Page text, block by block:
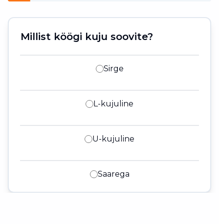
Millist köögi kuju soovite?
Sirge
L-kujuline
U-kujuline
Saarega